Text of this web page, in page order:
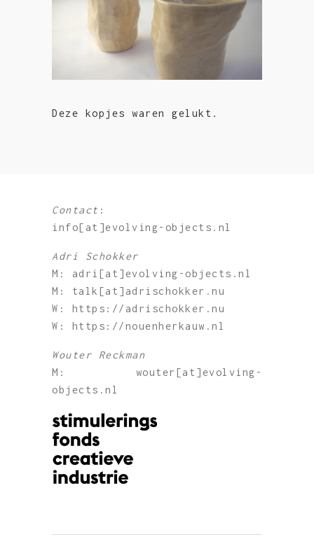
Deze kopjes waren gelukt.
Contact :
info[at]evolving-objects.nl
Adri Schokker
M: adri[at]evolving-objects.nl
M: talk[at]adrischokker.nu
W: https://adrischokker.nu
W: https://nouenherkauw.nl
Wouter Reckman
M: wouter[at]evolving-
objects.nl